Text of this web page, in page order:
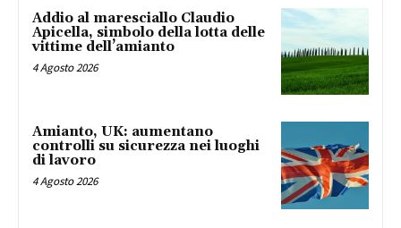
Addio al maresciallo Claudio
Apicella, simbolo della lotta delle
vittime dell’amianto
4 Agosto 2026
Amianto, UK: aumentano
controlli su sicurezza nei luoghi
di lavoro
4 Agosto 2026